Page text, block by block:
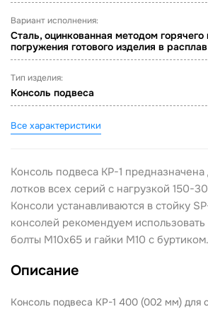
Вариант исполнения:
Сталь, оцинкованная методом
погружения готового изделия в
Тип изделия:
Консоль подвеса
Все характеристики
Консоль подвеса KP-1
лотков всех серий с нагрузкой 150-
Консоли устанавливаются в стойку
консолей рекомендуем использовать
болты М10х65 и гайки М10 с буртиком.
Описание
Консоль подвеса KP-1 400 (002 мм) для